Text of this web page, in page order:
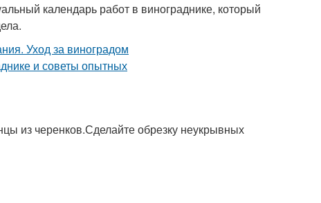
календарь работ в винограднике, который
из черенков.Сделайте обрезку неукрывных